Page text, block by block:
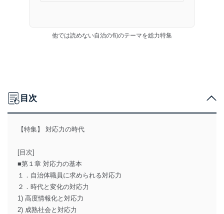
他では読めない自治の旬のテーマを総力特集
目次
【特集】 対応力の時代
[目次]
■第１章 対応力の基本
１．自治体職員に求められる対応力
２．時代と変化の対応力
1) 高度情報化と対応力
2) 成熟社会と対応力